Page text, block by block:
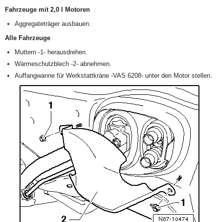
Fahrzeuge mit 2,0 l Motoren
Aggregateträger ausbauen.
Alle Fahrzeuge
Muttern -1- herausdrehen.
Wärmeschutzblech -2- abnehmen.
Auffangwanne für Werkstattkräne -VAS 6208- unter den Motor stellen.